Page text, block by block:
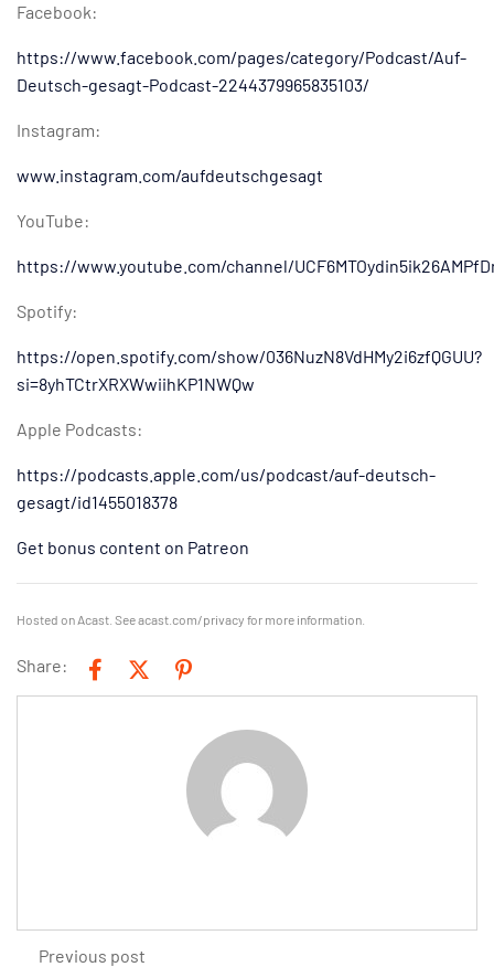
Facebook:
https://www.facebook.com/pages/category/Podcast/Auf-
Deutsch-gesagt-Podcast-2244379965835103/
Instagram:
www.instagram.com/aufdeutschgesagt
YouTube:
https://www.youtube.com/channel/
Spotify:
https://open.spotify.com/show/036NuzN8VdHMy2i6zfQGUU?
si=8yhTCtrXRXWwiihKP1NWQw
Apple Podcasts:
https://podcasts.apple.com/us/podcast/auf-deutsch-
gesagt/id1455018378
Get bonus content on Patreon
Hosted on Acast. Seeacast.com/privacy for more information.
Share:
Previous post